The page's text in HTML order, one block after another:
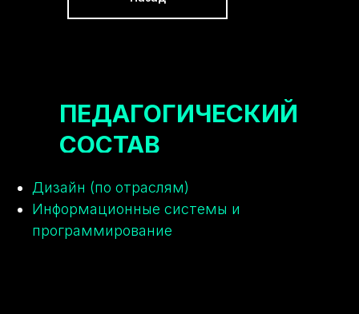
ПЕДАГОГИЧЕСКИЙ
СОСТАВ
Дизайн (по отраслям)
Информационные системы и
программирование